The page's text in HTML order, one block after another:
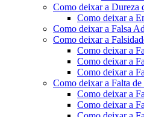
Como deixar a Dureza
Como deixar a
Como deixar a Falsa
Como deixar a
Como deixar a
Como deixar a
Como deixar a
Como deixar a Falta
Como deixar a
Como deixar a